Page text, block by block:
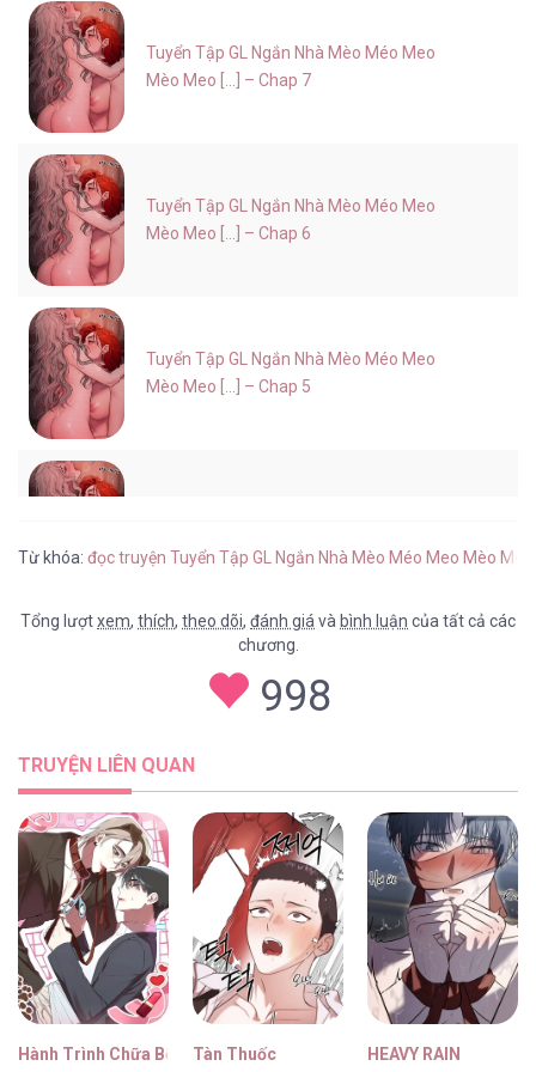
Tuyển Tập GL Ngắn Nhà Mèo Méo Meo
Mèo Meo [...] – Chap 7
Tuyển Tập GL Ngắn Nhà Mèo Méo Meo
Mèo Meo [...] – Chap 6
Tuyển Tập GL Ngắn Nhà Mèo Méo Meo
Mèo Meo [...] – Chap 5
Mèo Meo [...] – Chap 3.1
Tuyển Tập GL Ngắn Nhà Mèo Méo Meo
Mèo Meo [...] – Chap 3
Tuyển Tập GL Ngắn Nhà Mèo Méo Meo
Mèo Meo [...] – Chap 2.6
Từ khóa: đọc truyện Tuyển Tập GL Ngắn Nhà Mèo Méo Meo Mèo Meo
Tổng lượtxem, thích, theo dõi, đánh giá và bình luận của tất cả các
chương.
998
TRUYỆN LIÊN QUAN
Hành Trình Chữa Bệnh Bám Chủ Của Cún Nhà Tôi
Tàn Thuốc
HEAVY RAIN